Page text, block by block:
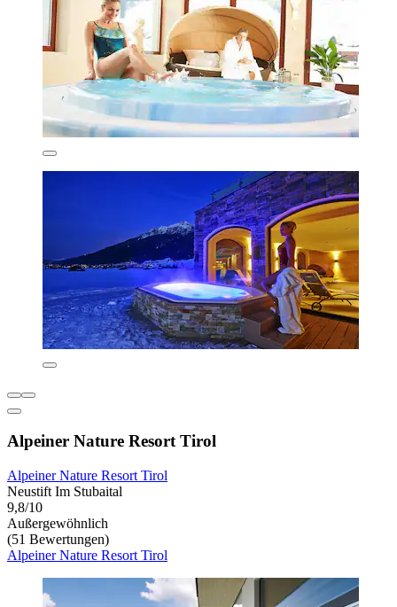
Alpeiner Nature Resort Tirol
Alpeiner Nature Resort Tirol
Neustift Im Stubaital
9,8/10
Außergewöhnlich
(51 Bewertungen)
Alpeiner Nature Resort Tirol